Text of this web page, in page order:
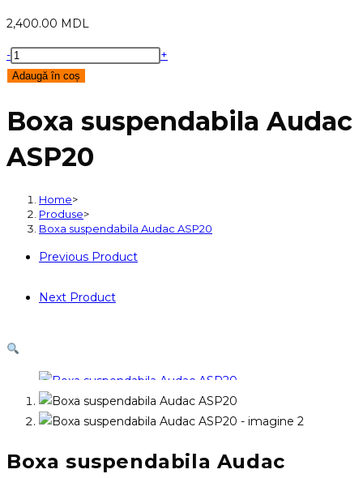
2,400.00 MDL
Cantitate
Boxa
Audac
ASP20
- +
Adaugă în coș
Boxa suspendabila Audac
ASP20
Home>
Produse>
Boxa suspendabila Audac ASP20
Previous Product
Next Product
Boxa suspendabila Audac